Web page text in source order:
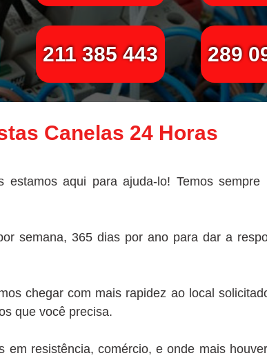
211 385 443 289
Canelas 24 Horas
aqui para ajuda-lo! Temos sempre
semana, 365 dias por ano para dar a
chegar com mais rapidez ao local
que você precisa.
resistência, comércio, e onde mais